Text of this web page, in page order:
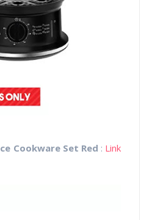
Cookware Set Red : Link